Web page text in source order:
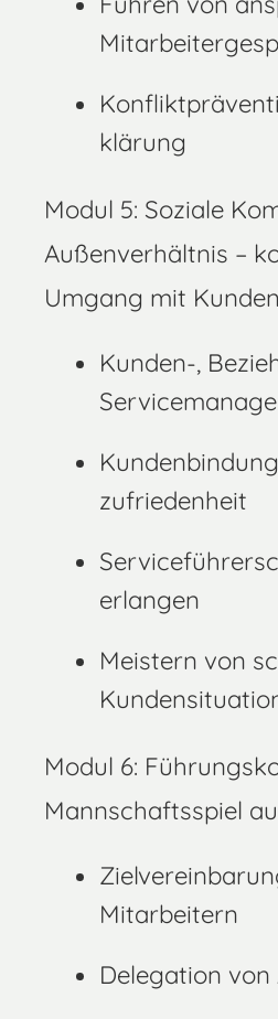
klärung
Modul 5: Soziale
Außenverhältnis –
Umgang mit Kunden
Kunden-,
zufriedenheit
erlangen
Meistern von
Modul 6:
Mannschaftsspiel
Mitarbeitern
Delegation